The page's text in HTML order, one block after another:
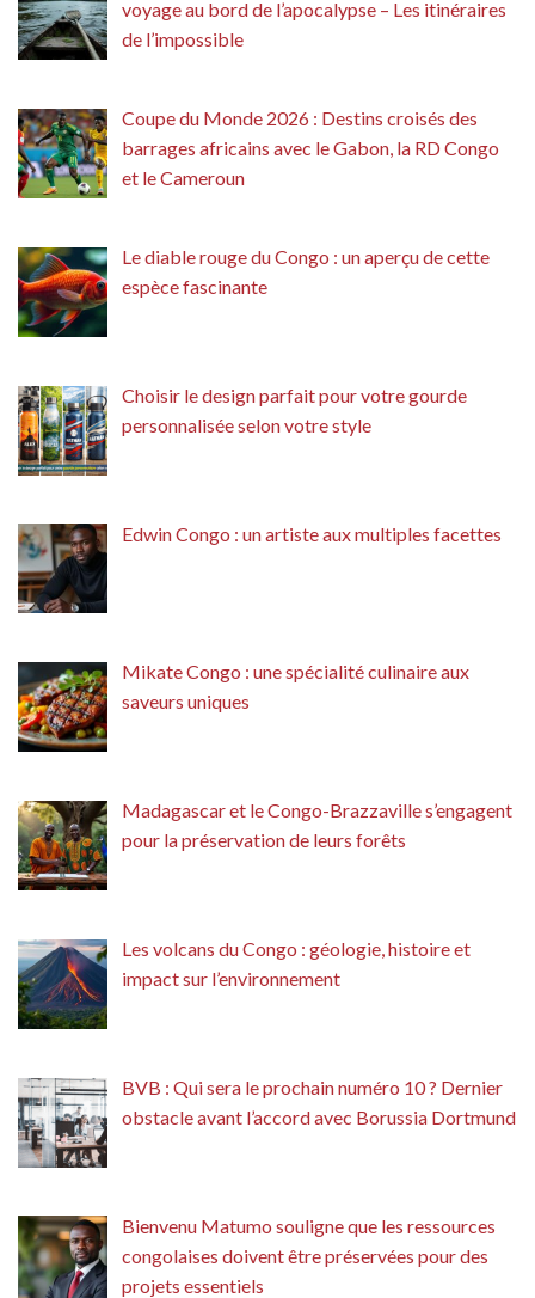
voyage au bord de l’apocalypse – Les itinéraires
de l’impossible
Coupe du Monde 2026 : Destins croisés des
barrages africains avec le Gabon, la RD Congo
et le Cameroun
Le diable rouge du Congo : un aperçu de cette
espèce fascinante
Choisir le design parfait pour votre gourde
personnalisée selon votre style
Edwin Congo : un artiste aux multiples facettes
Mikate Congo : une spécialité culinaire aux
saveurs uniques
Madagascar et le Congo-Brazzaville s’engagent
pour la préservation de leurs forêts
Les volcans du Congo : géologie, histoire et
impact sur l’environnement
BVB : Qui sera le prochain numéro 10 ? Dernier
obstacle avant l’accord avec Borussia Dortmund
Bienvenu Matumo souligne que les ressources
congolaises doivent être préservées pour des
projets essentiels